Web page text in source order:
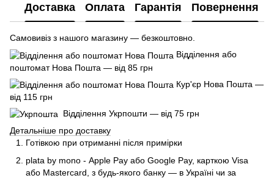
Доставка Оплата Гарантія Повернення
Самовивіз з нашого магазину — безкоштовно.
Відділення або
поштомат Нова Пошта — від 85 грн
Кур'єр Нова Пошта —
від 115 грн
Відділення Укрпошти — від 75 грн
Детальніше про доставку
Готівкою при отриманні після примірки
plata by mono - Apple Pay або Google Pay, карткою Visa
або Mastercard, з будь-якого банку — в Україні чи за